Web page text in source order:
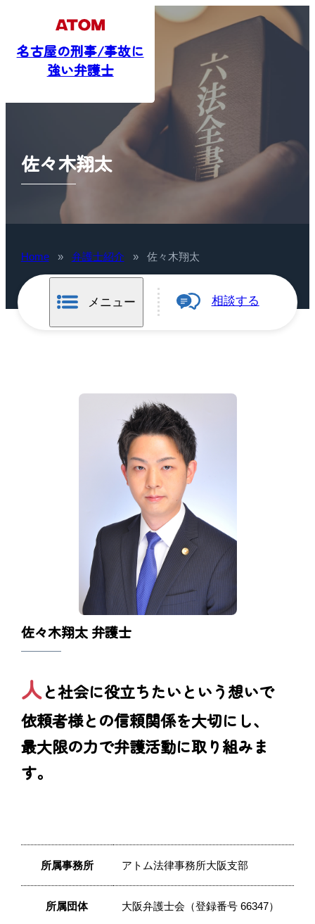
名古屋の刑事/事故に
佐々木翔太
Home » 弁護士紹介 » 佐々木翔太
メニュー 相談する
佐々木翔太 弁護士
人と社会に役立ちたいという想いで
依頼者様との信頼関係を大切にし、
最大限の力で弁護活動に取り組みま
す。
所属事務所 アトム法律事務所大阪支部
所属団体 大阪弁護士会（登録番号 66347）